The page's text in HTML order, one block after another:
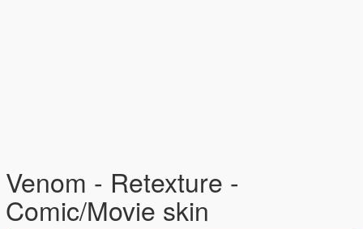
Venom - Retexture -
Comic/Movie skin